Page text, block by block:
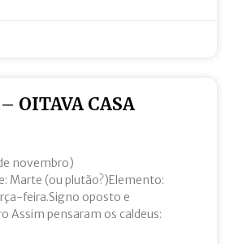
OITAVA CASA
novembro)
Marte (ou plutão?)Elemento:
feira.Signo oposto e
Assim pensaram os caldeus: